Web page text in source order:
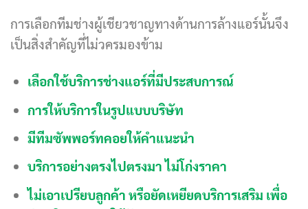
การเลือกทีมช่างผู้เชียวชาญทางด้านการล้างแอร์นั้นจึง
เป็นสิ่งสำคัญที่ไม่วครมองข้าม
เลือกใช้บริการช่างแอร์ที่มีประสบการณ์
การให้บริการในรูปแบบบริษัท
มีทีมซัพพอร์ทคอยให้คำแนะนำ
บริการอย่างตรงไปตรงมา ไม่โก่งราคา
ไม่เอาเปรียบลูกค้า หรือยัดเหยียดบริการเสริม เพื่อ